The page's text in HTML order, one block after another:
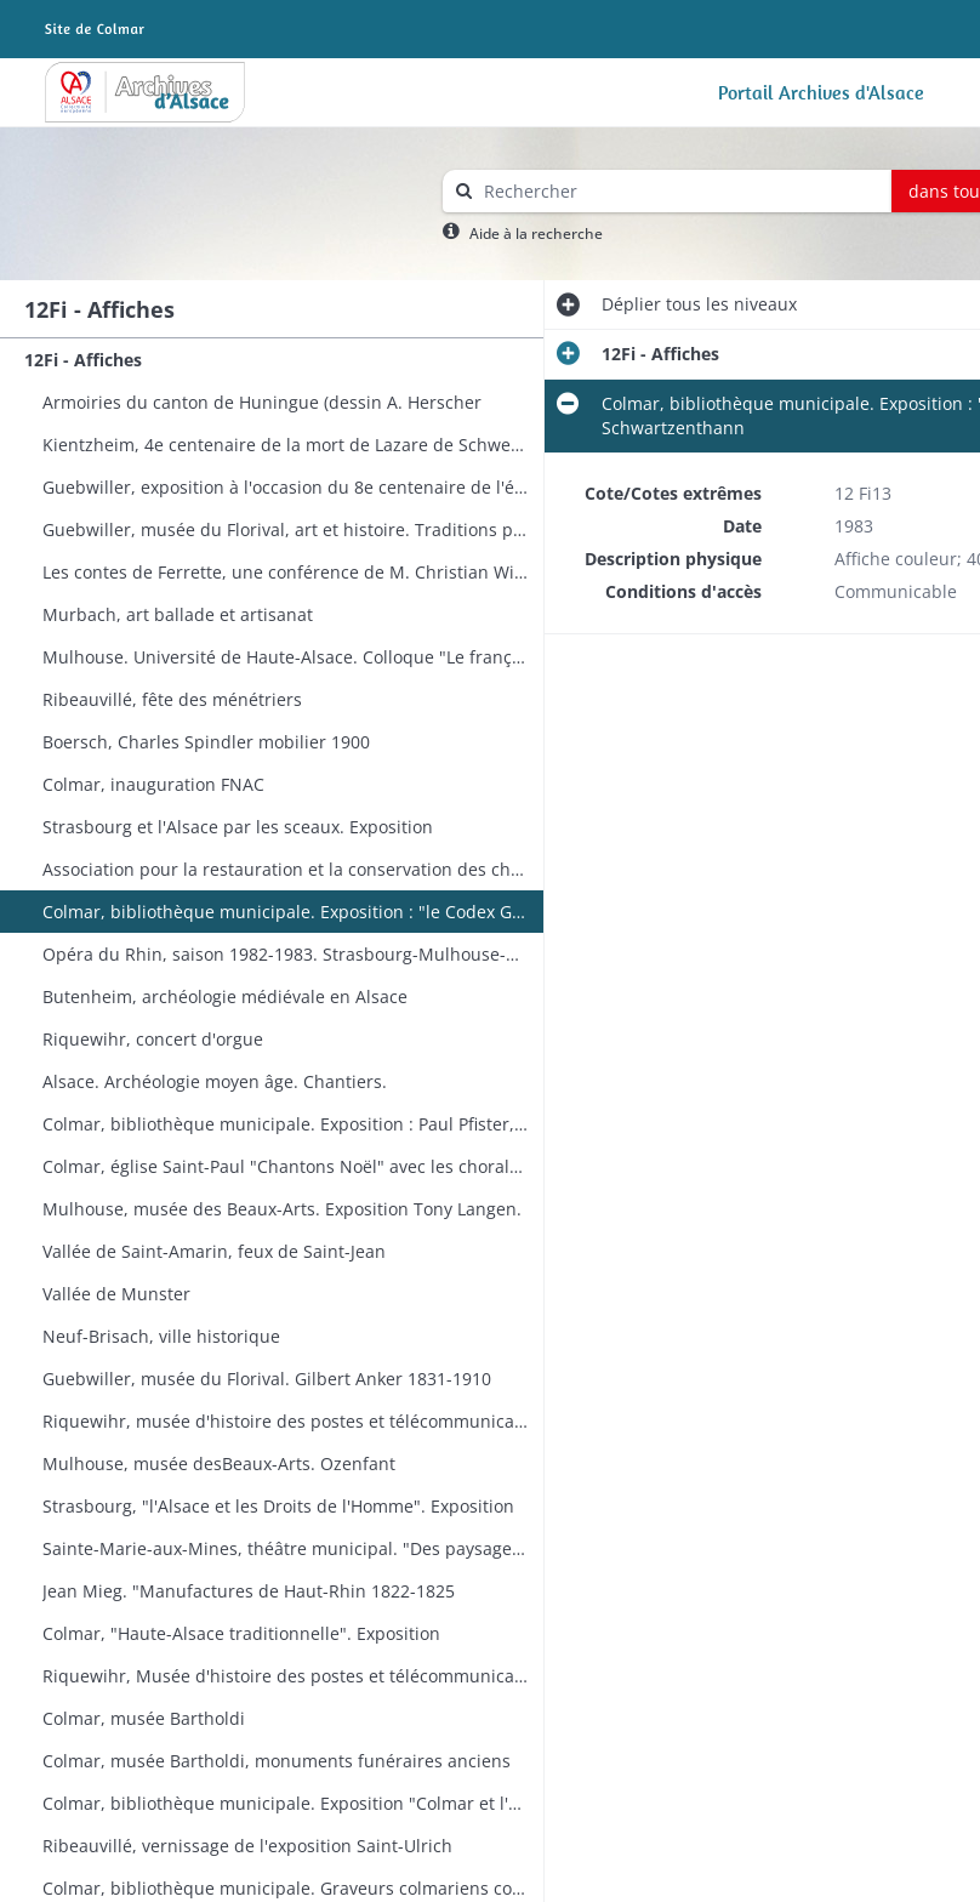
Archives Alsace - Colmar Portail Archives d'Alsace
dans
Aide à la recherche
12Fi - Affiches
12Fi - Affiches
Armoiries du canton de Huningue (dessin A. Herscher
Kientzheim, 4e centenaire de la mort de Lazare de Schwendi
Guebwiller, exposition à l'occasion du 8e centenaire de l'église Saint-Léger
Guebwiller, musée du Florival, art et histoire. Traditions populaires céramiques de Théodore Deck
Les contes de Ferrette, une conférence de M. Christian Wilsdorf.
Murbach, art ballade et artisanat
Mulhouse. Université de Haute-Alsace. Colloque "Le français en Alsace
Ribeauvillé, fête des ménétriers
Boersch, Charles Spindler mobilier 1900
Colmar, inauguration FNAC
Strasbourg et l'Alsace par les sceaux. Exposition
Association pour la restauration et la conservation des châteaux du canton de Wintzenheim. "Portes ouvertes au Plixbourg
Colmar, bibliothèque municipale. Exposition : "le Codex Guta Sintram et le monde des couvents de Marbach et de Schwartzenthann
Opéra du Rhin, saison 1982-1983. Strasbourg-Mulhouse-Colmar
Butenheim, archéologie médiévale en Alsace
Riquewihr, concert d'orgue
Alsace. Archéologie moyen âge. Chantiers.
Colmar, bibliothèque municipale. Exposition : Paul Pfister, ex-libris e travaux littéraires.
Colmar, église Saint-Paul "Chantons Noël" avec les chorales "A Cœur Joie" de Colmar, la cantilene, la chanterie de l'école nationale de musique et les chorales scolaires d'Ingersheim.
Mulhouse, musée des Beaux-Arts. Exposition Tony Langen.
Vallée de Saint-Amarin, feux de Saint-Jean
Vallée de Munster
Neuf-Brisach, ville historique
Guebwiller, musée du Florival. Gilbert Anker 1831-1910
Riquewihr, musée d'histoire des postes et télécommunications, dernières acquisitions
Mulhouse, musée desBeaux-Arts. Ozenfant
Strasbourg, "l'Alsace et les Droits de l'Homme". Exposition
Sainte-Marie-aux-Mines, théâtre municipal. "Des paysages, des hommes, des traditions
Jean Mieg. "Manufactures de Haut-Rhin 1822-1825
Colmar, "Haute-Alsace traditionnelle". Exposition
Riquewihr, Musée d'histoire des postes et télécommunications. "Facteur ? L'Europe s'il-vous-plaît
Colmar, musée Bartholdi
Colmar, musée Bartholdi, monuments funéraires anciens
Colmar, bibliothèque municipale. Exposition "Colmar et l'Ex-lbiris
Ribeauvillé, vernissage de l'exposition Saint-Ulrich
Colmar, bibliothèque municipale. Graveurs colmariens contemporains
Dépliertous les niveaux
12Fi - Affiches
Colmar, bibliothèque municipale. Exposition
Schwartzenthann
Cote/Cotes extrêmes
12 Fi13
Date
1983
Description physique
Affiche couleur;
Conditions d'accès
Communicable